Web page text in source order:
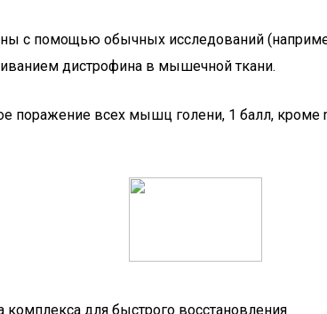
с помощью обычных исследований
дистрофина в мышечной ткани.
поражение всех мышц голени, 1 балл,
комплекса для быстрого восстановления